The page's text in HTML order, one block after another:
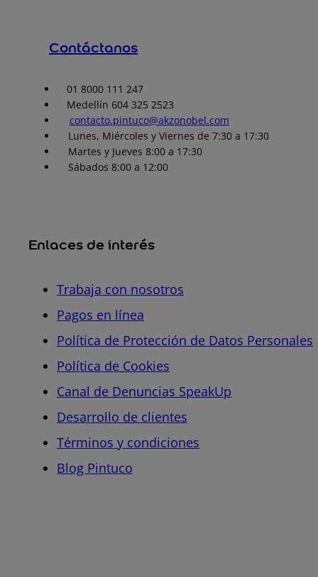
Contáctanos
01 8000 111 247
Medellín 604 325 2523
contacto.pintuco@akzonobel.com
Lunes, Miércoles y Viernes de 7:30 a 17:30
Martes y Jueves 8:00 a 17:30
Sábados 8:00 a 12:00
Enlaces de interés
Trabaja con nosotros
Pagos en línea
Política de Protección de Datos Personales
Política de Cookies
Canal de Denuncias SpeakUp
Desarrollo de clientes
Términos y condiciones
Blog Pintuco